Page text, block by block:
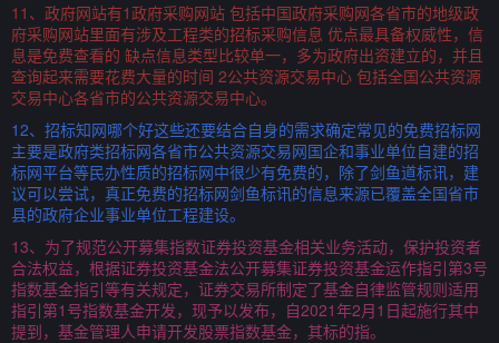
11、政府网站有1政府采购网站 包括中国政府采购网各省市的地级政
府采购网站里面有涉及工程类的招标采购信息 优点最具备权威性，信
息是免费查看的 缺点信息类型比较单一，多为政府出资建立的，并且
查询起来需要花费大量的时间 2公共资源交易中心 包括全国公共资源
交易中心各省市的公共资源交易中心。
12、招标知网哪个好这些还要结合自身的需求确定常见的免费招标网
主要是政府类招标网各省市公共资源交易网国企和事业单位自建的招
标网平台等民办性质的招标网中很少有免费的，除了剑鱼道标讯，建
议可以尝试，真正免费的招标网剑鱼标讯的信息来源已覆盖全国省市
县的政府企业事业单位工程建设。
13、为了规范公开募集指数证券投资基金相关业务活动，保护投资者
合法权益，根据证券投资基金法公开募集证券投资基金运作指引第3号
指数基金指引等有关规定，证券交易所制定了基金自律监管规则适用
指引第1号指数基金开发，现予以发布，自2021年2月1日起施行其中
提到，基金管理人申请开发股票指数基金，其标的指。